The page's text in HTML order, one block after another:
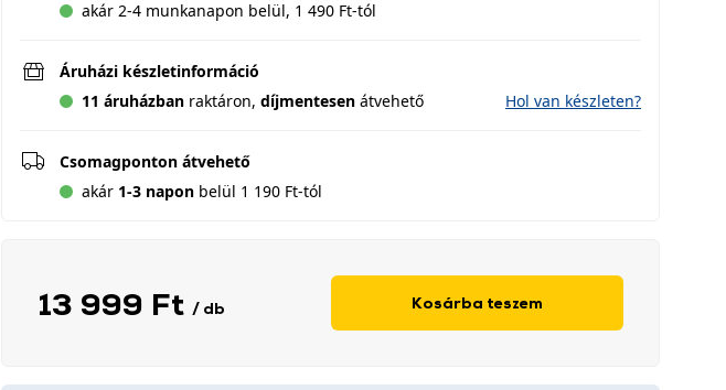
akár 2-4 munkanapon belül, 1 490 Ft-tól
Áruházi készletinformáció
11 áruházban raktáron, díjmentesen átvehető Hol van készleten?
Csomagponton átvehető
akár 1-3 napon belül 1 190 Ft-tól
13 999 Ft / db Kosárba teszem